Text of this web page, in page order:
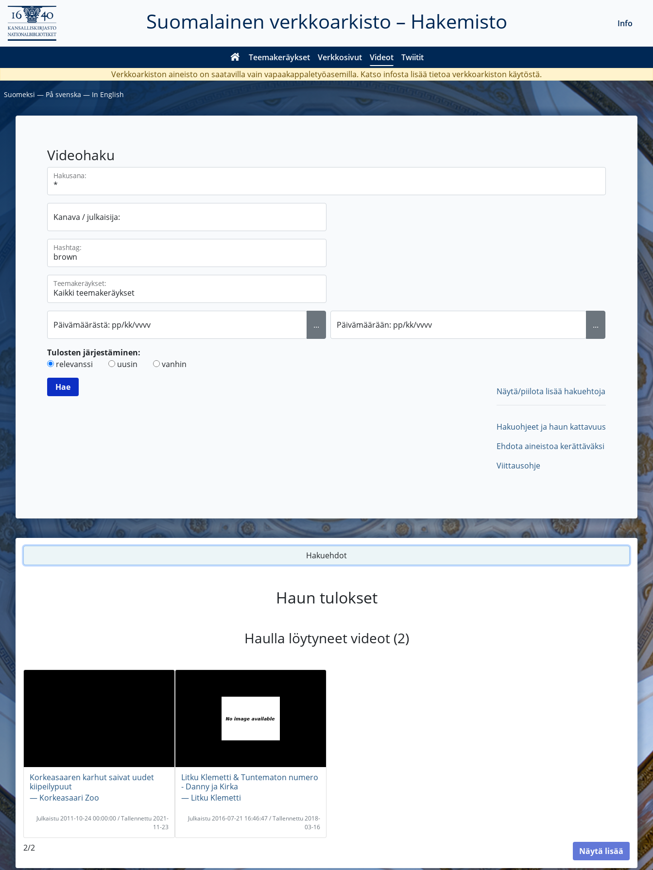
Suomalainen verkkoarkisto – Hakemisto
Teemakeräykset Verkkosivut Videot Twiitit
Info
Verkkoarkiston aineisto on saatavilla vain vapaakappaletyöasemilla. Katso infosta lisää tietoa verkkoarkiston käytöstä.
Suomeksi ― På svenska ― In English
Videohaku
Hakusana:
Kanava / julkaisija:
Hashtag:
Teemakeräykset:
Päivämäärästä: pp/kk/vvvv ... Päivämäärään: pp/kk/vvvv ...
Tulosten järjestäminen:
relevanssi
uusin vanhin
Näytä/piilota lisää hakuehtoja
Hakuohjeet ja haun kattavuus
Ehdota aineistoa kerättäväksi
Viittausohje
Hakuehdot
Haun tulokset
Haulla löytyneet videot (2)
Korkeasaaren karhut saivat uudet
kiipeilypuut
― Korkeasaari Zoo
Julkaistu 2011-10-24 00:00:00 / Tallennettu 2021-
11-23
Litku Klemetti & Tuntematon numero
- Danny ja Kirka
― Litku Klemetti
Julkaistu 2016-07-21 16:46:47 / Tallennettu 2018-
03-16
2/2 Näytä lisää